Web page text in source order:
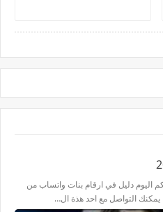
دليل في ارقام بنات واتساب من
يمكنك التواصل مع احد هذة ال…